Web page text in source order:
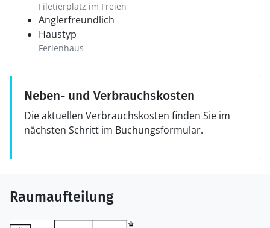
Filetierplatz im Freien
Anglerfreundlich
Haustyp
Ferienhaus
Neben- und Verbrauchskosten
Die aktuellen Verbrauchskosten finden Sie im
nächsten Schritt im Buchungsformular.
Raumaufteilung